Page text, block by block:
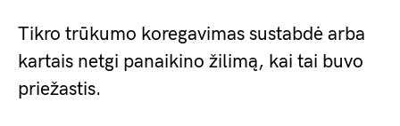
Tikro trūkumo koregavimas sustabdė arba
kartais netgi panaikino žilimą, kai tai buvo
priežastis.